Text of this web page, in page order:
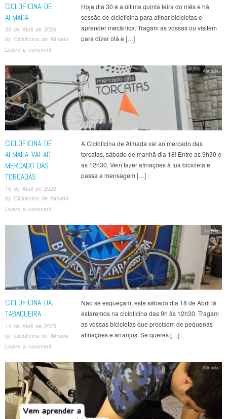
CICLOFICINA DE
ALMADA
30 de Abril de 2026
by Cicloficina de Almada
Leave a comment
Hoje dia 30 é a última quinta feira do mês e há
sessão de cicloficina para afinar bicicletas e
aprender mecânica. Tragam as vossas ou visitem
para dizer olá e […]
CICLOFICINA DE
ALMADA VAI AO
MERCADO DAS
TORCADAS
16 de Abril de 2026
by Cicloficina de Almada
Leave a comment
A Cicloficina de Almada vai ao mercado das
torcatas, sábado de manhã dia 18! Entre as 9h30 e
as 12h30. Vem fazer afinações à tua bicicleta e
passa a mensagem […]
Almada
CICLOFICINA DA
TABAQUEIRA
14 de Abril de 2026
by Cicloficina de Almada
Leave a comment
Não se esqueçam, este sábado dia 18 de Abril lá
estaremos na cicloficina das 9h às 12h30. Tragam
as vossas bicicletas que precisem de pequenas
afinações e arranjos. Se queres […]
Lisboa
Almada